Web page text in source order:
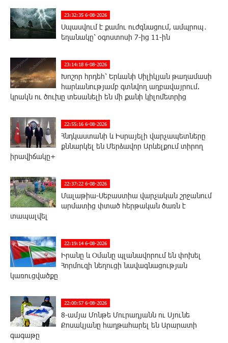
23:32:35 6-08-2026
Սպասվում է քամու ուժգնացում, ամպրոպ․
եղանակը՝ օգոստոսի 7-ից 11-ին
23:14:18 6-08-2026
Խոշոր հրդեհ՝ Երևանի Սիլիկյան թաղամասի
հարևանությամբ գտնվող աղբավայրում.
կրակն ու ծուխը տեսանելի են մի քանի կիլոմետրից
22:55:16 6-08-2026
Հնդկաստանի և Իսրայելի վարչապետները
քննարկել են Մերձավոր Արևելքում տիրող
իրավիճակը+
22:37:22 6-08-2026
Մալաթիա-Սեբաստիա վարչական շրջանում
արմատից փտած հերթական ծառն է
տապալվել
22:19:14 6-08-2026
Իրանը և Օմանը պլանավորում են փոխել
Հորմուզի նեղուցի նավագնացության
կառուցվածքը
22:00:57 6-08-2026
8-ամյա Մոնթե Մուրադյանն ու Սյունե
Քոսակյանը հաղթահարել են Արարատի
գագաթը